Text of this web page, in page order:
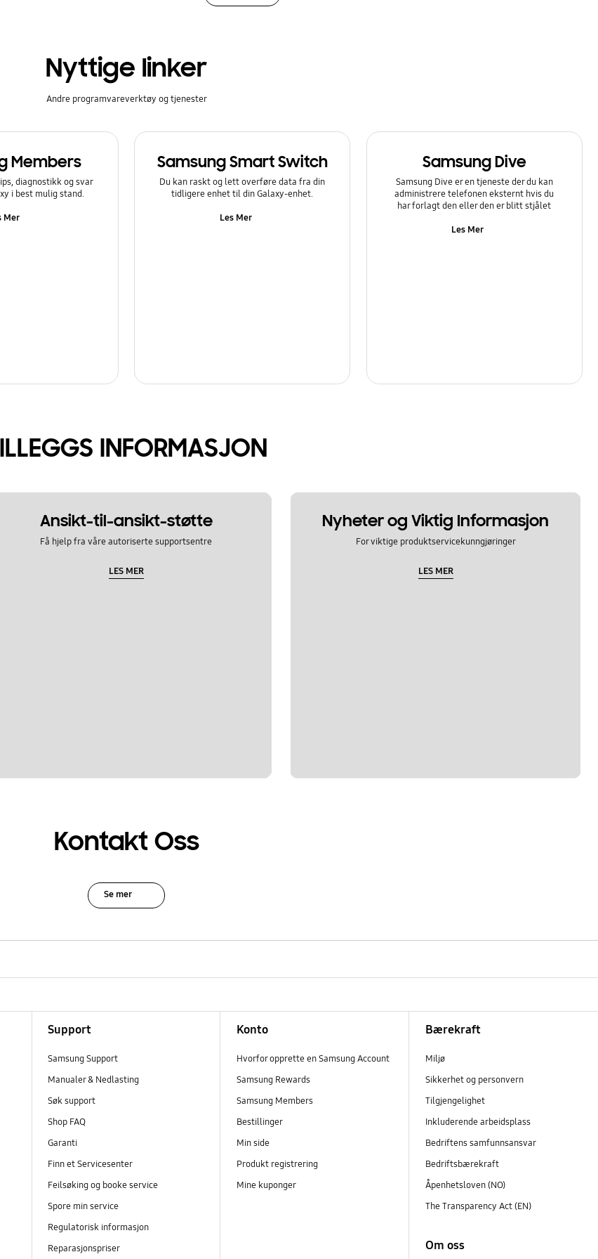
Nyttige linker
Andre programvareverktøy og tjenester
Members
diagnostikk og svar
i best mulig stand.
Mer
Samsung Smart Switch
Du kan raskt og lett overføre data fra din
tidligere enhet til din Galaxy-enhet.
Les Mer
Samsung Dive
Samsung Dive er en tjeneste der du kan
administrere telefonen eksternt hvis du
har forlagt den eller den er blitt stjålet
Les Mer
INFORMASJON
Ansikt-til-ansikt-støtte
Få hjelp fra våre autoriserte supportsentre
LES MER
Nyheter og Viktig Informasjon
For viktige produktservicekunngjøringer
LES MER
Kontakt Oss
Se mer
Support
Samsung Support
Manualer & Nedlasting
Søk support
Shop FAQ
Garanti
Finn et Servicesenter
Feilsøking og booke service
Spore min service
Regulatorisk informasjon
Reparasjonspriser
Konto
Hvorfor opprette en Samsung Account
Samsung Rewards
Samsung Members
Bestillinger
Min side
Produkt registrering
Mine kuponger
Bærekraft
Miljø
Sikkerhet og personvern
Tilgjengelighet
Inkluderende arbeidsplass
Bedriftens samfunnsansvar
Bedriftsbærekraft
Åpenhetsloven (NO)
The Transparency Act (EN)
Om oss